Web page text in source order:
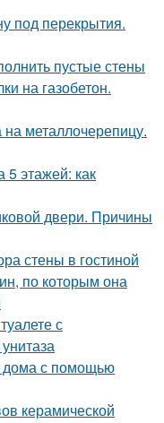
под перекрытия.
пустые стены
на газобетон.
на металлочерепицу.
5 этажей: как
двери. Причины
стены в гостиной
по которым она
с
дома с помощью
керамической